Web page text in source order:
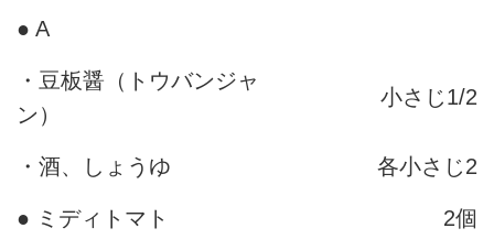
● A
・豆板醤（トウバンジャ
ン）
小さじ1/2
・酒、しょうゆ 各小さじ2
● ミディトマト 2個